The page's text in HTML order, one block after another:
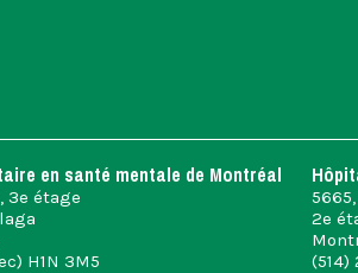
en santé mentale de Montréal
3e étage
H1N 3M5
2e
(514)